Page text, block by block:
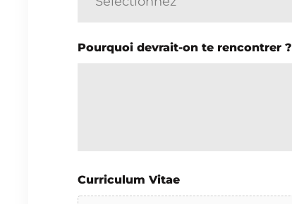
Pourquoi devrait-on te rencontrer ?
Curriculum Vitae